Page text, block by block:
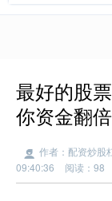
最好的股
你资金翻
作者：配资炒股
09:40:36
阅读：98